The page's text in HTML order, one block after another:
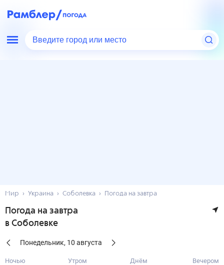
Введите город или место
Мир Украина Соболевка Погода на завтра
Погода на завтра
в Соболевке
Понедельник, 10 августа
Ночью Утром Днём Вечером